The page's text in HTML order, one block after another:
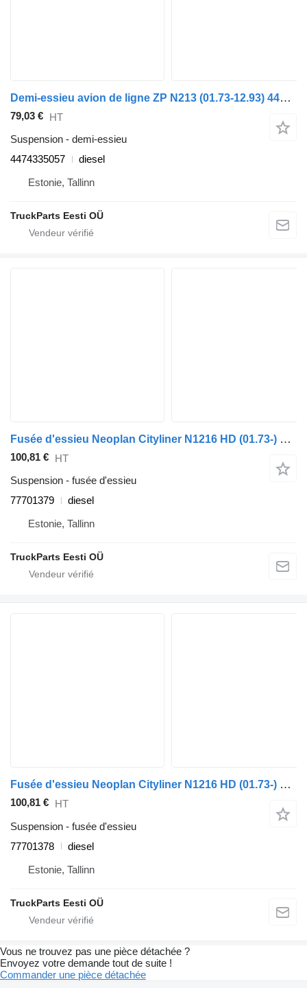
Demi-essieu avion de ligne ZP N213 (01.73-12.93) 4474335057 pour bus Neoplan Spaceliner, Skyliner, Jetliner, Cityliner (1973-)
79,03 € HT
Suspension - demi-essieu
4474335057
diesel
Estonie, Tallinn
TruckParts Eesti OÜ
Fusée d'essieu Neoplan Cityliner N1216 HD (01.73-) 77701379 pour bus Neoplan Spaceliner, Skyliner, Jetliner, Cityliner (1973-)
100,81 € HT
Suspension - fusée d'essieu
77701379
diesel
Estonie, Tallinn
TruckParts Eesti OÜ
Fusée d'essieu Neoplan Cityliner N1216 HD (01.73-) 77701378 pour bus Neoplan Spaceliner, Skyliner, Jetliner, Cityliner (1973-)
100,81 € HT
Suspension - fusée d'essieu
77701378
diesel
Estonie, Tallinn
TruckParts Eesti OÜ
Vous ne trouvez pas une pièce détachée ?
Envoyez votre demande tout de suite !
Commander une pièce détachée